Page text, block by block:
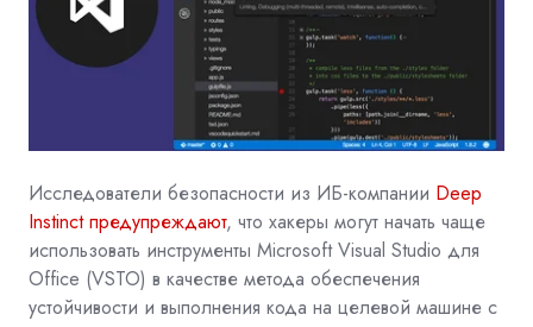
Исследователи безопасности из ИБ-компании Deep
Instinct предупреждают, что хакеры могут начать чаще
использовать инструменты Microsoft Visual Studio для
Office (VSTO) в качестве метода обеспечения
устойчивости и выполнения кода на целевой машине с